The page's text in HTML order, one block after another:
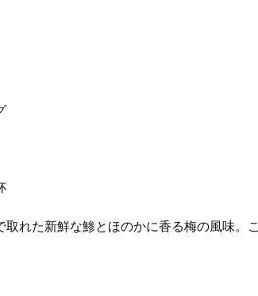
れた新鮮な鯵とほのかに香る梅の風味。こ